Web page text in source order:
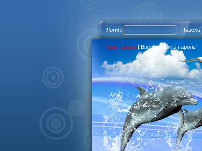
Логин: Пароль:
Регистрация | Восстановить пароль